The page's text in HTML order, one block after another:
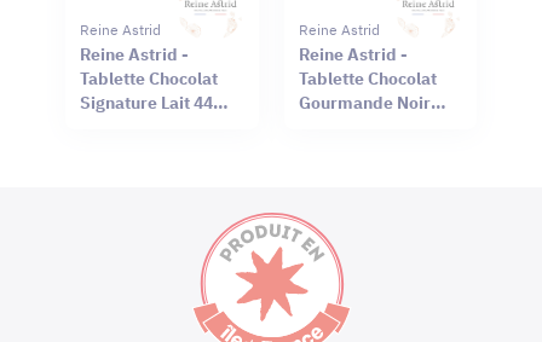
Reine Astrid
Reine Astrid -
Tablette Chocolat
Signature Lait 44%
Reine Astrid
Reine Astrid -
Tablette Chocolat
Gourmande Noir